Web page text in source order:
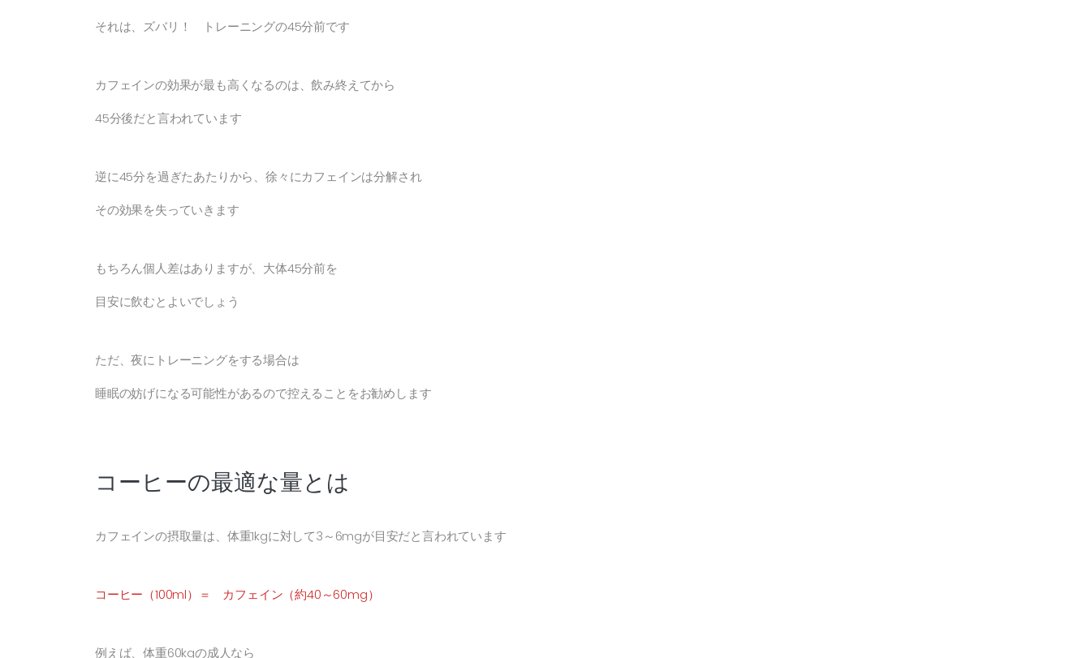
それは、ズバリ！ トレーニングの45分前です
カフェインの効果が最も高くなるのは、飲み終えてから
45分後だと言われています
逆に45分を過ぎたあたりから、徐々にカフェインは分解され
その効果を失っていきます
もちろん個人差はありますが、大体45分前を
目安に飲むとよいでしょう
ただ、夜にトレーニングをする場合は
睡眠の妨げになる可能性があるので控えることをお勧めします
コーヒーの最適な量とは
カフェインの摂取量は、体重1kgに対して3～6mgが目安だと言われています
コーヒー（100ml）＝ カフェイン（約40～60mg）
例えば、体重60kgの成人なら